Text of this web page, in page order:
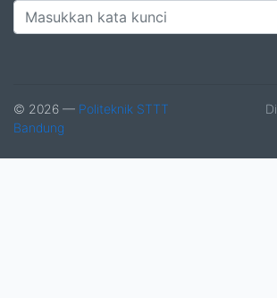
© 2026 — Politeknik STTT
Bandung